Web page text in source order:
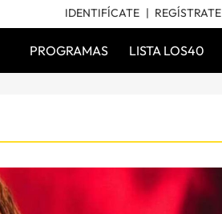
IDENTIFÍCATE REGÍSTRATE
PROGRAMAS LISTA LOS40